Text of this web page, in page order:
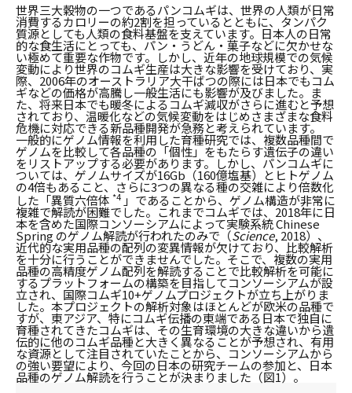
世界三大穀物の一つであるパンコムギは、世界の人類が日常
消費するカロリーの約2割を担っているとともに、タンパク
質源としても人類の食料基盤を支えています。日本人の日常
的な食生活にとっても、パン・うどん・菓子などに欠かせな
い極めて重要な作物です。しかし、近年の地球規模での気候
変動により世界のコムギ生産は大きな影響を受けており、実
際、2006年のオーストラリア大干ばつの際には日本でもコム
ギなどの価格が高騰し一般生活にも影響が及びました。ま
た、将来日本でも暖冬によるコムギ減収がさらに進むと予想
されており、温暖化などの気候変動をはじめさまざまな食料
危機に対応できる新品種開発が急務と考えられています。
一般的にゲノム情報を利用した育種研究では、複数品種間で
ゲノムを比較して各品種の「個性」をもたらす遺伝子の違い
をリストアップする必要があります。しかし、パンコムギに
ついては、ゲノムサイズが16Gb（160億塩基）とヒトゲノム
の4倍もあること、さらに3つの異なる種の交雑により倍数化
した「異質六倍体 *4 」であることから、ゲノム構造が非常に
複雑で解読が困難でした。これまでコムギでは、2018年に日
本を含めた国際コンソーシアムによって実験系統 Chinese
Spring のゲノム解読が行われたのみで（Science, 2018）、
近代的な実用品種の配列の変異情報が欠けており、比較解析
を十分に行うことができませんでした。そこで、複数の実用
品種の高精度ゲノム配列を解読することで比較解析を可能に
するプラットフォームの構築を目指してコンソーシアムが設
立され、国際コムギ10+ゲノムプロジェクトが立ち上がりま
した。本プロジェクトの解析対象はほとんどが欧米の品種で
すが、東アジア、特にコムギ伝播の東端である日本で独自に
育種されてきたコムギは、その生育環境の大きな違いから遺
伝的に他のコムギ品種と大きく異なることが予想され、有用
な資源として注目されていたことから、コンソーシアムから
の強い要望により、今回の日本の研究チームの参加と、日本
品種のゲノム解読を行うことが決まりました（図1）。